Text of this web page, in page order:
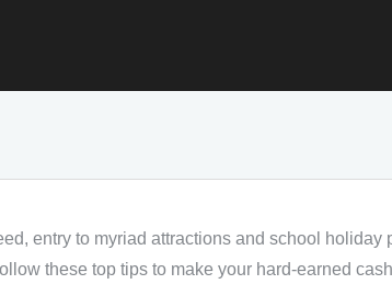
entry to myriad attractions and school holiday
these top tips to make your hard-earned